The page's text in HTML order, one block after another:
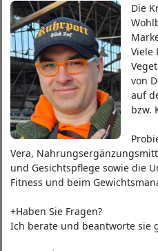
Die
Viele
von
auf
bzw.
Vera,
und Gesichtspflege sowie die
Fitness und beim
+Haben Sie Fragen?
Ich berate und beantworte sie